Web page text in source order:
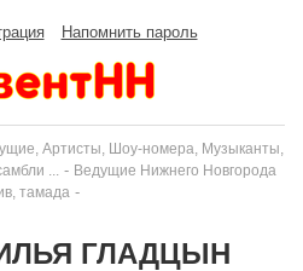
Напомнить пароль
Артисты, Шоу-номера, Музыканты,
...
- Ведущие Нижнего Новгорода
тамада -
ГЛАДЦЫН